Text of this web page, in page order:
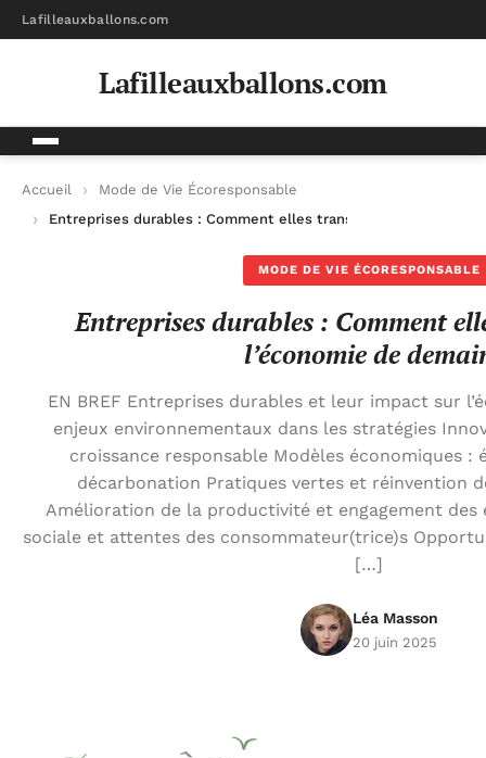
Lafilleauxballons.com
Lafilleauxballons.com
Accueil
Mode de Vie Écoresponsable
Entreprises durables : Comment elles transforment
MODE DE VIE ÉCORESPONSABLE
Entreprises durables : Comment
l’économie de
EN BREF Entreprises durables et leur impact sur
enjeux environnementaux dans les stratégies
croissance responsable Modèles économiques :
décarbonation Pratiques vertes et réinvention
Amélioration de la productivité et engagement des
sociale et attentes des consommateur(trice)s
[…]
Léa Masson
20 juin 2025